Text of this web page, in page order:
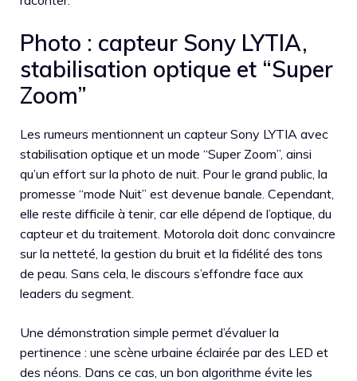
Photo : capteur Sony LYTIA,
stabilisation optique et “Super
Zoom”
Les rumeurs mentionnent un capteur Sony LYTIA avec
stabilisation optique et un mode “Super Zoom”, ainsi
qu’un effort sur la photo de nuit. Pour le grand public, la
promesse “mode Nuit” est devenue banale. Cependant,
elle reste difficile à tenir, car elle dépend de l’optique, du
capteur et du traitement. Motorola doit donc convaincre
sur la netteté, la gestion du bruit et la fidélité des tons
de peau. Sans cela, le discours s’effondre face aux
leaders du segment.
Une démonstration simple permet d’évaluer la
pertinence : une scène urbaine éclairée par des LED et
des néons. Dans ce cas, un bon algorithme évite les